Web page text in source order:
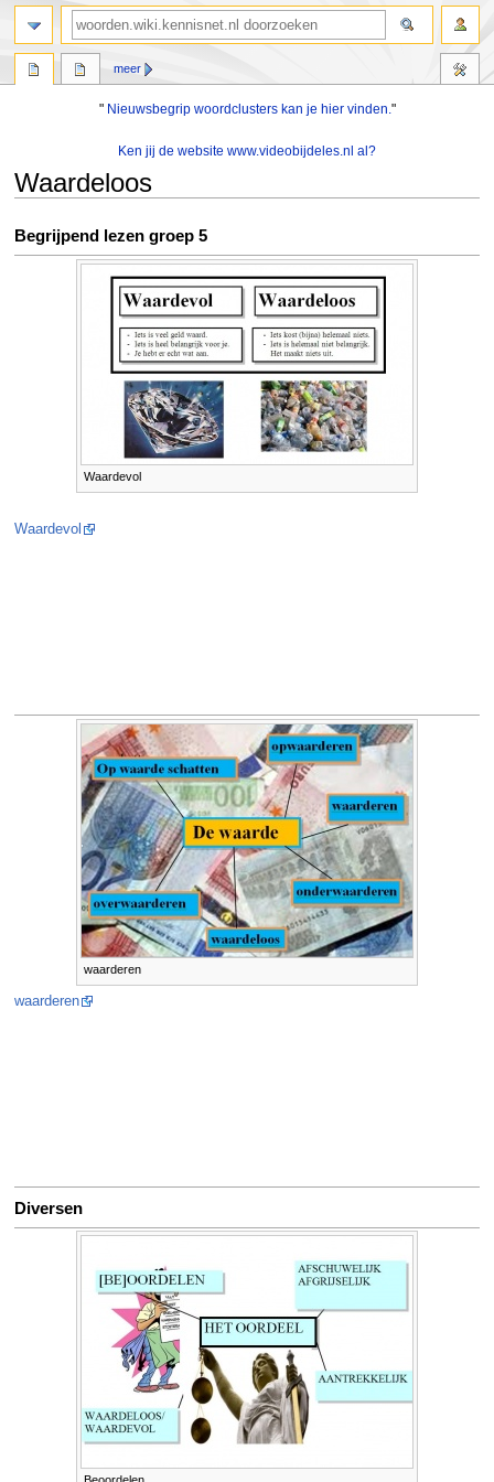
" Nieuwsbegrip woordclusters kan je hier vinden."
Ken jij de website www.videobijdeles.nl al?
Waardeloos
Naar
navigatie
Naar
zoeken
Begrijpend lezen groep 5
Waardevol
Waardevol
waarderen
waarderen
Diversen
meer
zoeken